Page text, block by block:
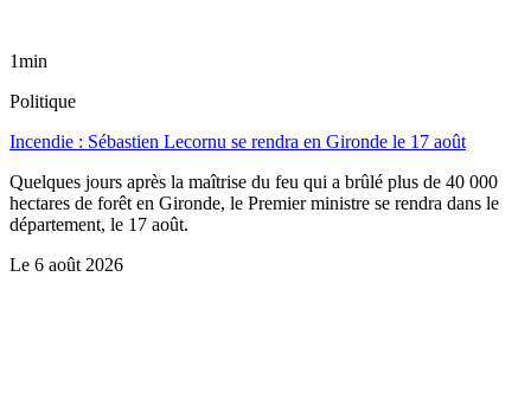
1min
Politique
Incendie : Sébastien Lecornu se rendra en Gironde le 17 août
Quelques jours après la maîtrise du feu qui a brûlé plus de 40 000
hectares de forêt en Gironde, le Premier ministre se rendra dans le
département, le 17 août.
Le 6 août 2026